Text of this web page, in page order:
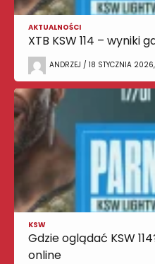
AKTUALNOŚCI
XTB KSW 114 – wyniki
ANDRZEJ / 18 STYCZNIA
KSW
Gdzie oglądać KSW
online